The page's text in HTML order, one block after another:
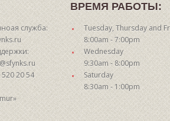
служба:
20 54
ВРЕМЯ РАБОТЫ:
Tuesday, Thursday and
8:00am - 7:00pm
Wednesday
9:30am - 8:00pm
Saturday
8:30am - 1:00pm